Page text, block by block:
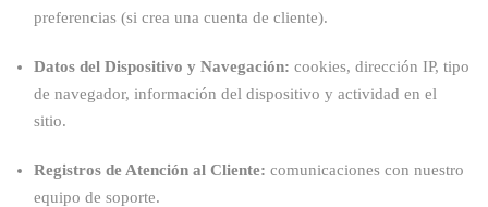
preferencias (si crea una cuenta de cliente).
Datos del Dispositivo y Navegación: cookies, dirección IP, tipo
de navegador, información del dispositivo y actividad en el
sitio.
Registros de Atención al Cliente: comunicaciones con nuestro
equipo de soporte.